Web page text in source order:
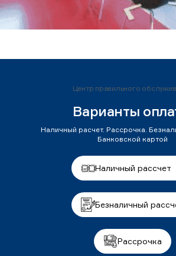
Центр правильного
Варианты
Наличный расчет. Рассрочка.
Банковской картой
Наличный рассчет
Безналичный
Рассрочка